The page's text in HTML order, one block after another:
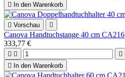

In den Warenkorb
 Vorschau 
Canova Handtuchstange 40 cm CA216
333,77 €
  

In den Warenkorb